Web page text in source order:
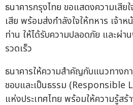
ธนาคารกรุงไทย ขอแสดงความเสี
เสีย พร้อมส่งกำลังใจให้ทหาร เจ้า
ท่าน ให้ได้รับความปลอดภัย และผ่า
รวดเร็ว
ธนาคารให้ความสำคัญกับแนวทางก
ชอบและเป็นธรรม (Responsible
แห่งประเทศไทย พร้อมให้ความรู้สร้